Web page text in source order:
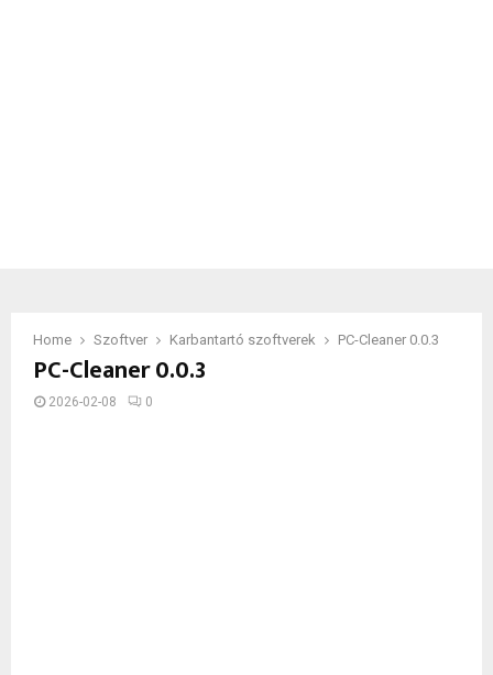
Home Szoftver Karbantartó szoftverek PC-Cleaner 0.0.3
PC-Cleaner 0.0.3
2026-02-08 0